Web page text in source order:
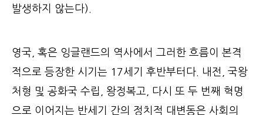
발생하지 않는다).
영국, 혹은 잉글랜드의 역사에서 그러한 흐름이 본격
적으로 등장한 시기는 17세기 후반부터다. 내전, 국왕
처형 및 공화국 수립, 왕정복고, 다시 또 두 번째 혁명
으로 이어지는 반세기 간의 정치적 대변동은 사회의